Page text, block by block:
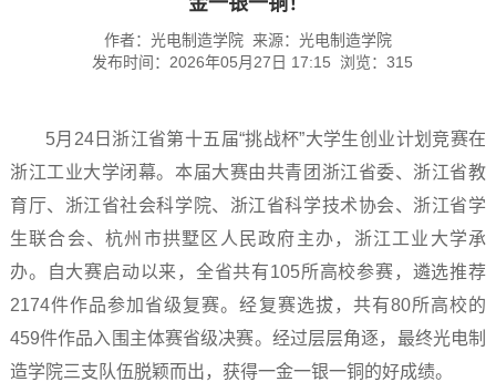
作者：光电制造学院 来源：光电制造学院
发布时间：2026年05月27日 17:15 浏览： 315
5月24日浙江省第十五届“挑战杯”大学生创业计划竞赛在
浙江工业大学闭幕。本届大赛由共青团浙江省委、浙江省教
育厅、浙江省社会科学院、浙江省科学技术协会、浙江省学
生联合会、杭州市拱墅区人民政府主办，浙江工业大学承
办。自大赛启动以来，全省共有105所高校参赛，遴选推荐
2174件作品参加省级复赛。经复赛选拔，共有80所高校的
459件作品入围主体赛省级决赛。经过层层角逐，最终光电制
造学院三支队伍脱颖而出，获得一金一银一铜的好成绩。